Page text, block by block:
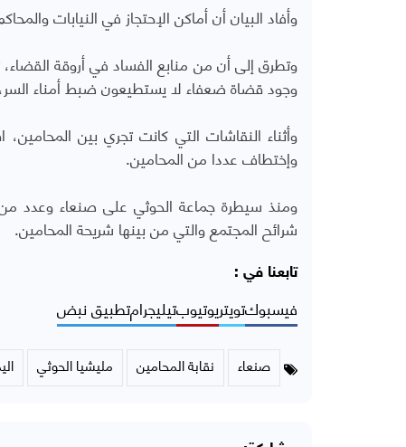
وأفاد البيان أن أماكن الإحتجاز في النيابات
وتطرق إلى أن من منابع الفساد في أروقة القضاء،
وجود قضاة ضعفاء لا يستطيعون ضبط أمناء
وأثناء النقاشات التي كانت تجري بين
وإختطاف عددا من المحامين.
ومنذ سيطرة جماعة الحوثي على صنعاء وعدد
شرائح المجتمع والتي من بينها شريحة المحامين.
تابعنا في :
فيسبوكتويتريوتيوبتيليجرامتطبيق نبض
صنعاء نقابة المحامين مليشيا الحوثي